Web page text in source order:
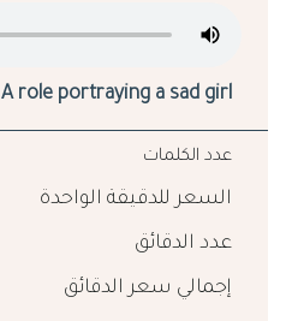
A role portraying a sad girl
عدد الكلمات
السعر للدقيقة الواحدة
عدد الدقائق
إجمالي سعر الدقائق